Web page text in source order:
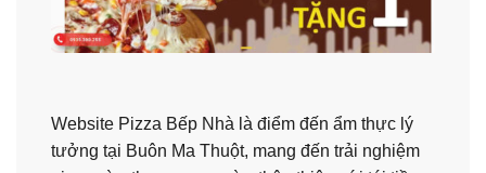
Website Pizza Bếp Nhà là điểm đến ẩm thực lý
tưởng tại Buôn Ma Thuột, mang đến trải nghiệm